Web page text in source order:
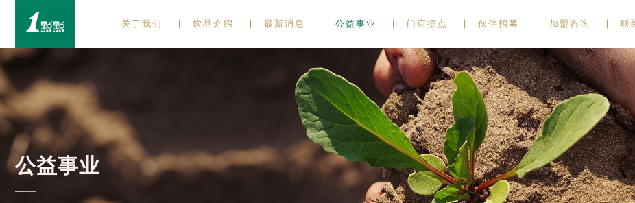
关于我们 饮品介绍 最新消息 公益事业 门店据点 伙伴招募 加盟咨询 联
公益事业